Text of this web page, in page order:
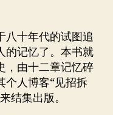
八十年代的试图追
的记忆了。本书就
，由十二章记忆碎
个人博客“见招拆
结集出版。